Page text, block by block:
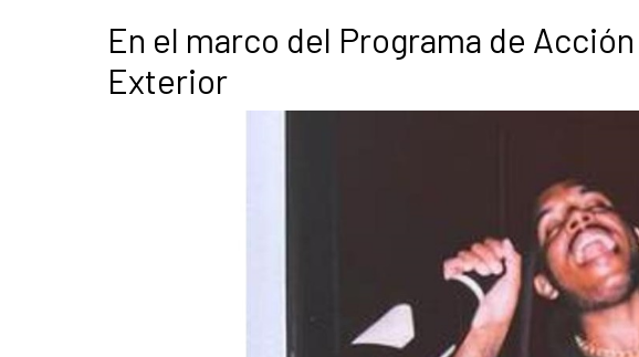
En el marco del Programa de
Exterior